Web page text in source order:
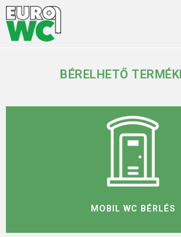
BÉRELHETŐ
MOBIL WC BÉRLÉS